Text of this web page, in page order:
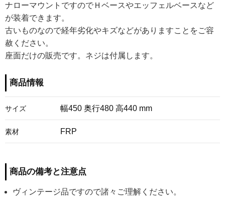
ナローマウントですのでＨベースやエッフェルベースなど
が装着できます。
古いものなので経年劣化やキズなどがありますことをご容
赦ください。
座面だけの販売です。ネジは付属します。
商品情報
サイズ 幅450 奥行480 高440 mm
素材 FRP
商品の備考と注意点
ヴィンテージ品ですので諸々ご理解ください。